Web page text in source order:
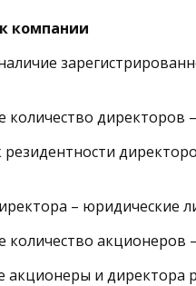
компании
директоров
резидентности
– юридические
акционеров
акционеры и директора